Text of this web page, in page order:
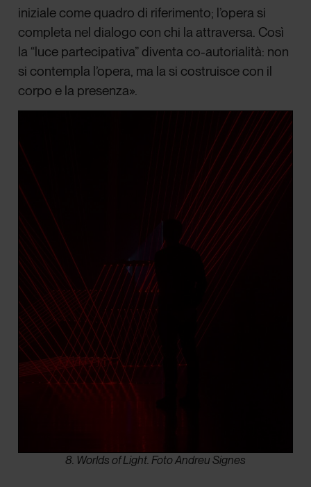
iniziale come quadro di riferimento; l’opera si
completa nel dialogo con chi la attraversa. Così
la “luce partecipativa” diventa co-autorialità: non
si contempla l’opera, ma la si costruisce con il
corpo e la presenza».
8. Worlds of Light. Foto Andreu Signes